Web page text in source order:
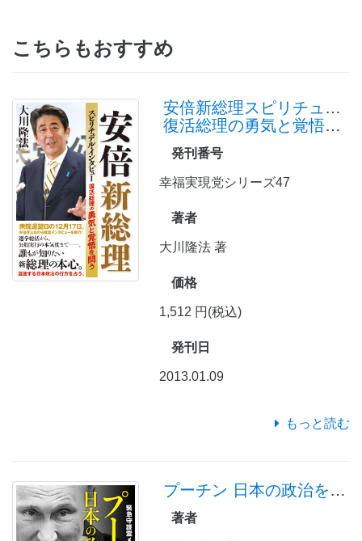
こちらもおすすめ
安倍新総理スピリチュアル・インタビュー
復活総理の勇気と覚悟を問う
発刊番号
幸福実現党シリーズ47
著者
大川隆法 著
価格
1,512 円(税込)
発刊日
2013.01.09
もっと読む
プーチン 日本の政治を叱る
著者